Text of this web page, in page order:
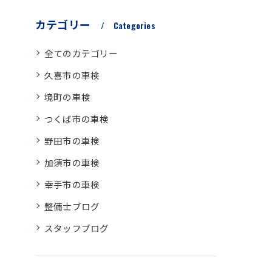
カテゴリー Categories
全てのカテゴリー
久喜市の車検
境町の車検
つくば市の車検
野田市の車検
加須市の車検
幸手市の車検
整備士ブログ
スタッフブログ